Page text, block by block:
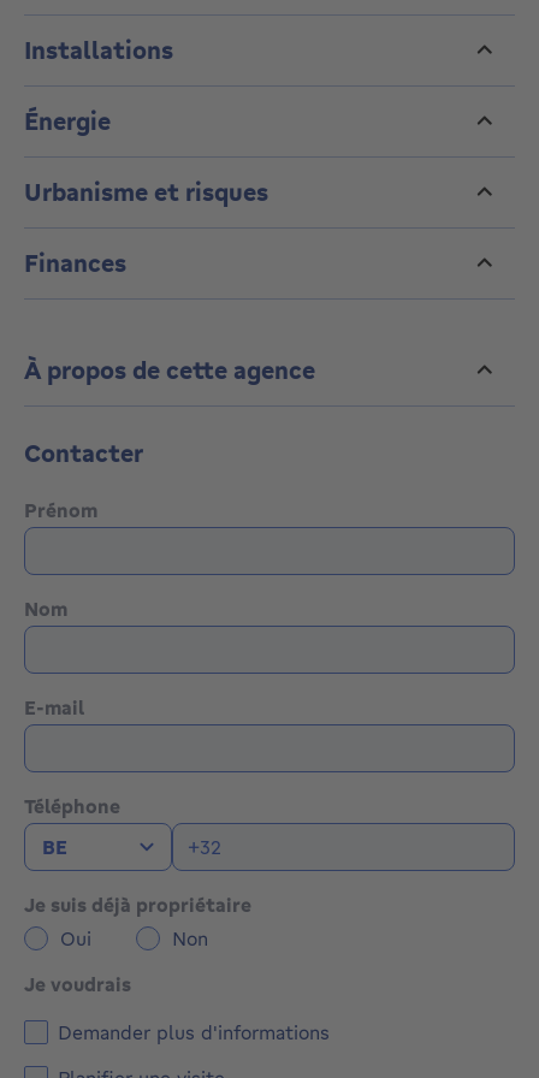
Installations
Énergie
Urbanisme et risques
Finances
À propos de cette agence
Contacter
Prénom
Nom
E-mail
Téléphone
Je suis déjà propriétaire
Oui
Non
Je voudrais
Demander plus d'informations